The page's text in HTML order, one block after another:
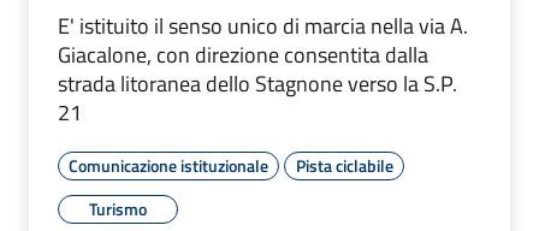
E' istituito il senso unico di marcia nella via A.
Giacalone, con direzione consentita dalla
strada litoranea dello Stagnone verso la S.P.
21
Comunicazione istituzionale
Pista ciclabile
Turismo